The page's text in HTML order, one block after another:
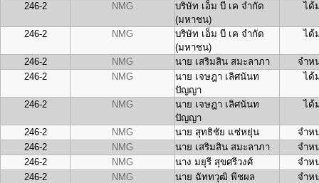
246-2 NMG
บริษัท เอ็ม บี เค จำกัด
(มหาชน)
ได้
246-2 NMG
บริษัท เอ็ม บี เค จำกัด
(มหาชน)
ได้
246-2 NMG นาย เสริมสิน สมะลาภา
จำห
246-2
NMG
นาย เจษฎา เลิศนันท
ปัญญา
ได้
246-2 NMG
นาย เจษฎา เลิศนันท
ปัญญา
ได้
246-2 NMG นาย สุทธิชัย แซ่หยุ่น
จำห
246-2
NMG นาย เสริมสิน สมะลาภา
จำห
246-2
NMG นาง มยุรี สุขศรีวงศ์
จำห
246-2
NMG นาย ฉัททวุฒิ พีชผล
จำห